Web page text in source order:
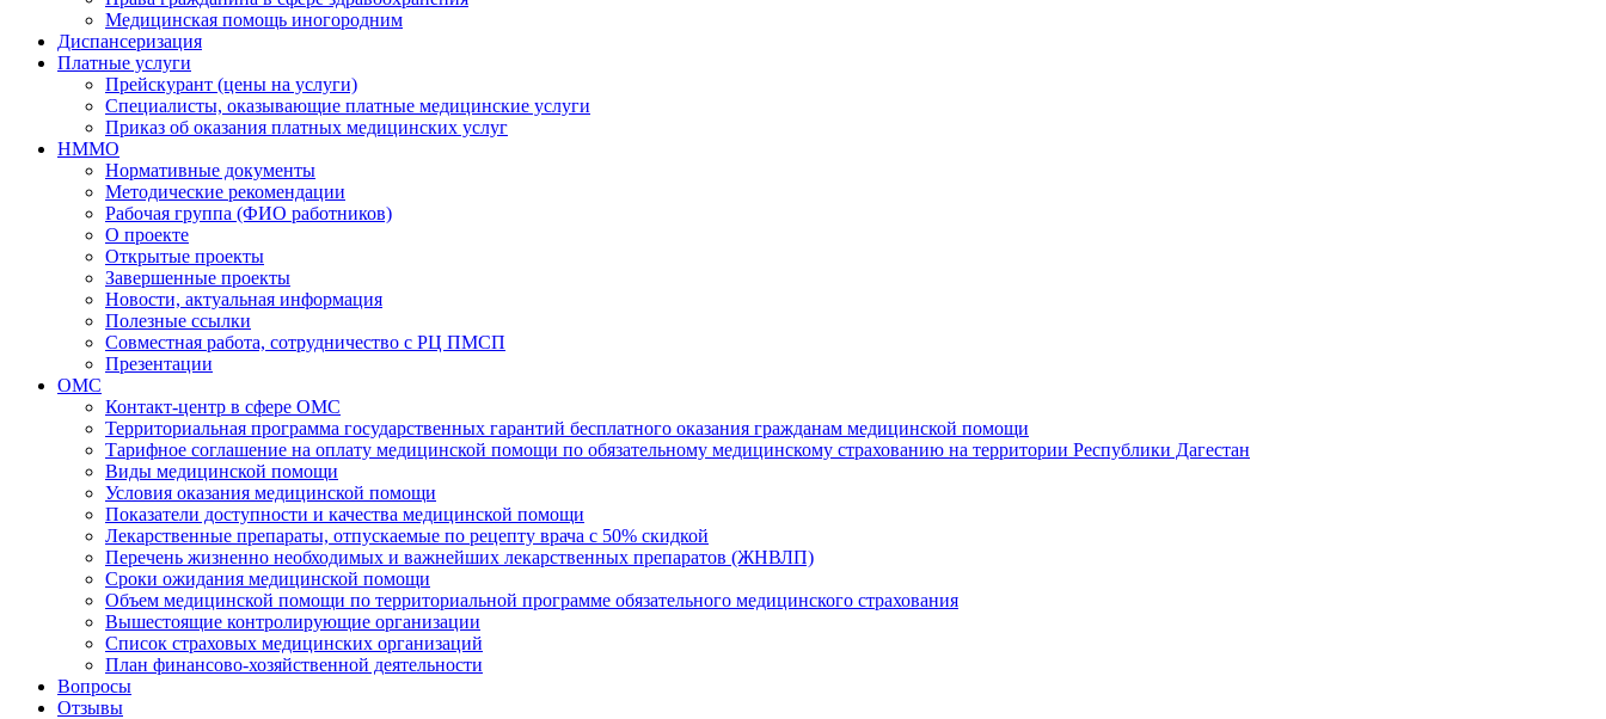
Медицинская помощь иногородним
Диспансеризация
Платные услуги
Прейскурант (цены на услуги)
Специалисты, оказывающие платные медицинские услуги
Приказ об оказания платных медицинских услуг
НММО
Нормативные документы
Методические рекомендации
Рабочая группа (ФИО работников)
О проекте
Открытые проекты
Завершенные проекты
Новости, актуальная информация
Полезные ссылки
Совместная работа, сотрудничество с РЦ ПМСП
Презентации
ОМС
Контакт-центр в сфере ОМС
Территориальная программа государственных гарантий бесплатного оказания гражданам медицинской помощи
Тарифное соглашение на оплату медицинской помощи по обязательному медицинскому страхованию на территории Республики Дагестан
Виды медицинской помощи
Условия оказания медицинской помощи
Показатели доступности и качества медицинской помощи
Лекарственные препараты, отпускаемые по рецепту врача с 50% скидкой
Перечень жизненно необходимых и важнейших лекарственных препаратов (ЖНВЛП)
Сроки ожидания медицинской помощи
Объем медицинской помощи по территориальной программе обязательного медицинского страхования
Вышестоящие контролирующие организации
Список страховых медицинских организаций
План финансово-хозяйственной деятельности
Вопросы
Отзывы